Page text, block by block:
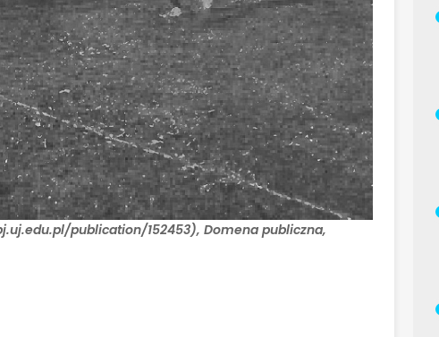
publication/152453), Domena publiczna,